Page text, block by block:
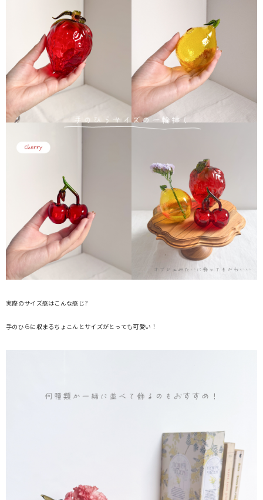
実際のサイズ感はこんな感じ?
手のひらに収まるちょこんとサイズがとっても可愛い！